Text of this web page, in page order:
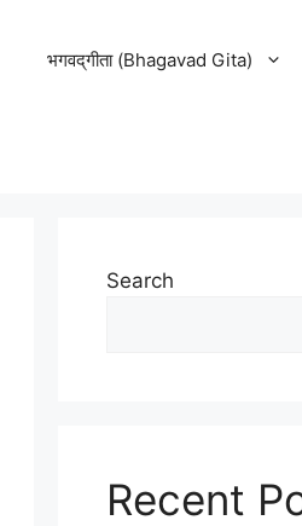
भगवद्‌गीता (Bhagavad Gita)
Search
Recent